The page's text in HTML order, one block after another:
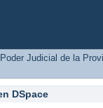
por
Judicial de la
DSpace